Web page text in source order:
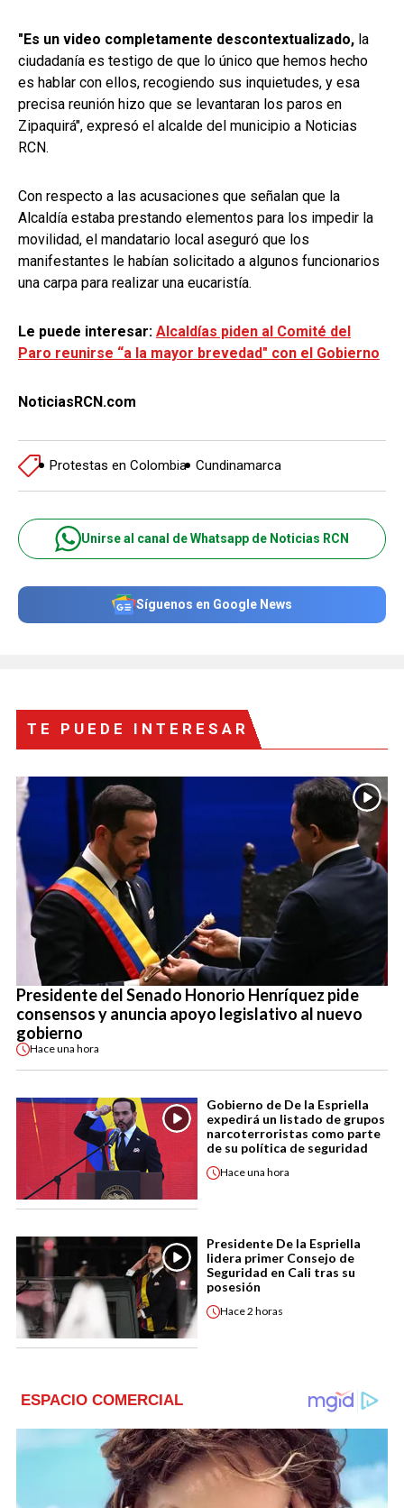
"Es un video completamente descontextualizado, la
ciudadanía es testigo de que lo único que hemos hecho
es hablar con ellos, recogiendo sus inquietudes, y esa
precisa reunión hizo que se levantaran los paros en
Zipaquirá", expresó el alcalde del municipio a Noticias
RCN.
Con respecto a las acusaciones que señalan que la
Alcaldía estaba prestando elementos para los impedir la
movilidad, el mandatario local aseguró que los
manifestantes le habían solicitado a algunos funcionarios
una carpa para realizar una eucaristía.
Le puede interesar: Alcaldías piden al Comité del
Paro reunirse “a la mayor brevedad" con el Gobierno
NoticiasRCN.com
Protestas en Colombia Cundinamarca
Unirse al canal de Whatsapp de Noticias RCN
Síguenos en Google News
TE PUEDE INTERESAR
Presidente del Senado Honorio Henríquez pide
consensos y anuncia apoyo legislativo al nuevo
gobierno
Haceuna hora
Gobierno de De la Espriella
expedirá un listado de grupos
narcoterroristas como parte
de su política de seguridad
Haceuna hora
Presidente De la Espriella
lidera primer Consejo de
Seguridad en Cali tras su
posesión
Hace2 horas